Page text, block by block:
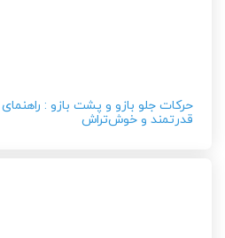
حرکات جلو بازو و پشت بازو :
قدرتمند و خوش‌تراش